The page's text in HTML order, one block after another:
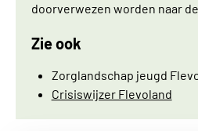
doorverwezen worden naar
Zie ook
Zorglandschap jeugd
Crisiswijzer Flevoland